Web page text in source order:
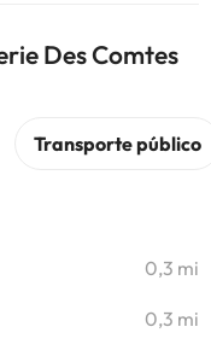
Des Comtes
0,3 mi
0,3 mi